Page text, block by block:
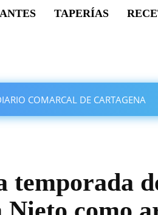
TAPERÍAS
COMARCAL DE CARTAGENA